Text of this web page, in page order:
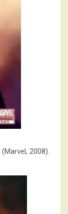
(Marvel, 2008).